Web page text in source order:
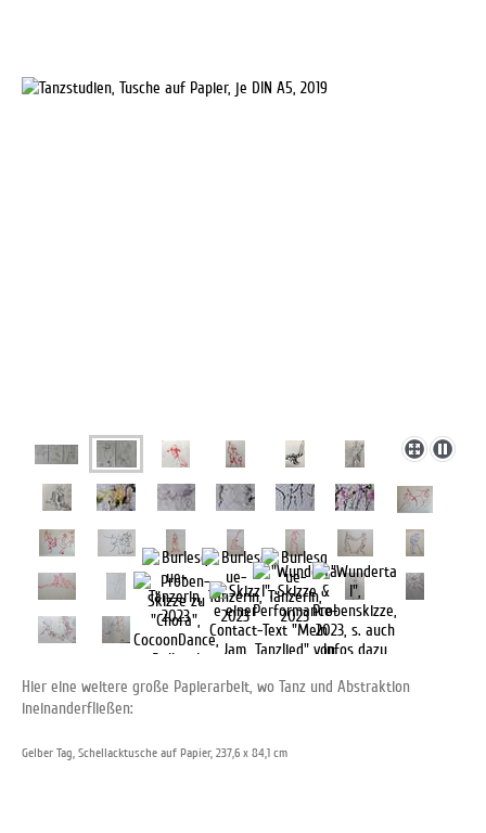
Hier eine weitere große Papierarbeit, wo Tanz und Abstraktion
ineinanderfließen:
Gelber Tag, Schellacktusche auf Papier, 237,6 x 84,1 cm